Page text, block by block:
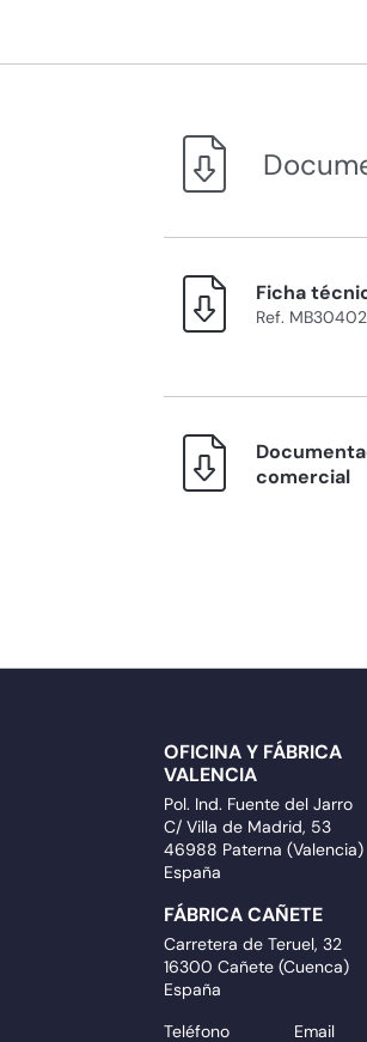
Ficha
Ref.
comercial
OFICINA Y FÁBRICA
VALENCIA
Pol. Ind. Fuente del Jarro
C/ Villa de Madrid, 53
46988 Paterna (Valencia)
España
FÁBRICA CAÑETE
Carretera de Teruel, 32
16300 Cañete (Cuenca)
España
Teléfono
Email